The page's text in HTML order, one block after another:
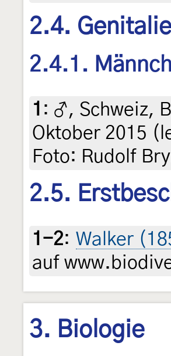
2.4.
2.4.1.
1 : ♂, Schweiz,
Oktober 2015
Foto: Rudolf
2.5.
1-2: Walker
auf
3. Biologie